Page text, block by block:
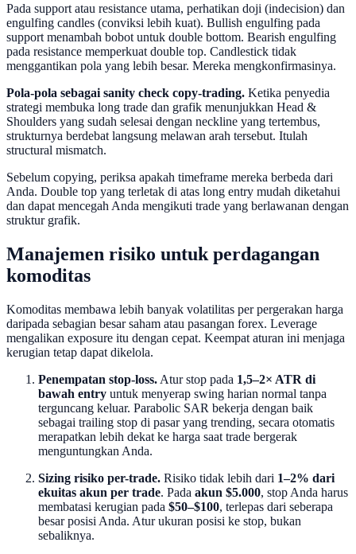
Pada support atau resistance utama, perhatikan doji (indecision) dan
engulfing candles (conviksi lebih kuat). Bullish engulfing pada
support menambah bobot untuk double bottom. Bearish engulfing
pada resistance memperkuat double top. Candlestick tidak
menggantikan pola yang lebih besar. Mereka mengkonfirmasinya.
Pola-pola sebagai sanity check copy-trading. Ketika penyedia
strategi membuka long trade dan grafik menunjukkan Head &
Shoulders yang sudah selesai dengan neckline yang tertembus,
strukturnya berdebat langsung melawan arah tersebut. Itulah
structural mismatch.
Sebelum copying, periksa apakah timeframe mereka berbeda dari
Anda. Double top yang terletak di atas long entry mudah diketahui
dan dapat mencegah Anda mengikuti trade yang berlawanan dengan
struktur grafik.
Manajemen risiko untuk perdagangan
komoditas
Komoditas membawa lebih banyak volatilitas per pergerakan harga
daripada sebagian besar saham atau pasangan forex. Leverage
mengalikan exposure itu dengan cepat. Keempat aturan ini menjaga
kerugian tetap dapat dikelola.
Penempatan stop-loss. Atur stop pada 1,5–2× ATR di
bawah entry untuk menyerap swing harian normal tanpa
terguncang keluar. Parabolic SAR bekerja dengan baik
sebagai trailing stop di pasar yang trending, secara otomatis
merapatkan lebih dekat ke harga saat trade bergerak
menguntungkan Anda.
Sizing risiko per-trade. Risiko tidak lebih dari 1–2% dari
ekuitas akun per trade. Pada akun $5.000, stop Anda harus
membatasi kerugian pada $50–$100, terlepas dari seberapa
besar posisi Anda. Atur ukuran posisi ke stop, bukan
sebaliknya.